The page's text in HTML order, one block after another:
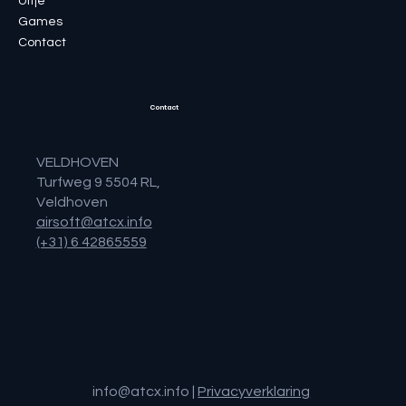
Games
Contact
Contact
VELDHOVEN
Turfweg 9 5504 RL,
Veldhoven
airsoft@atcx.info
(+31) 6 42865559
info@atcx.info |Privacyverklaring